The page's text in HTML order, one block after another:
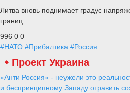
Литва вновь поднимает градус
границ.
996 0 0
#НАТО #Прибалтика #Россия
Проект Украина
«Анти Россия» - неужели это
и беспринципному Западу отравить